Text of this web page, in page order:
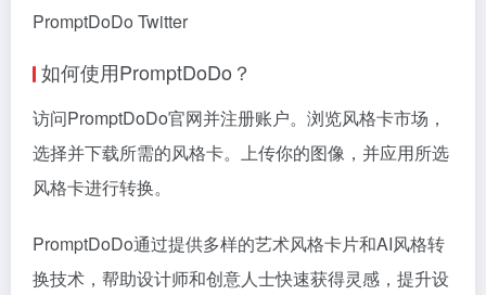
PromptDoDo Twitter
如何使用PromptDoDo？
访问PromptDoDo官网并注册账户。浏览风格卡市场，
选择并下载所需的风格卡。上传你的图像，并应用所选
风格卡进行转换。
PromptDoDo通过提供多样的艺术风格卡片和AI风格转
换技术，帮助设计师和创意人士快速获得灵感，提升设